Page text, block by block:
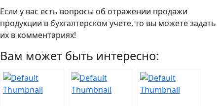
Если у вас есть вопросы об отражении продажи
продукции в бухгалтерском учете, то вы можете задать
их в комментариях!
Вам может быть интересно: